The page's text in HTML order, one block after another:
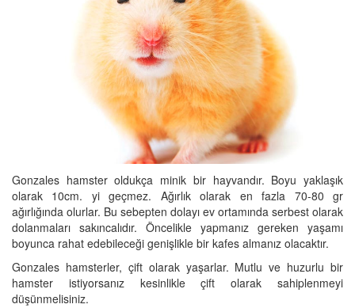
Gonzales hamster oldukça minik bir hayvandır. Boyu yaklaşık
olarak 10cm. yi geçmez. Ağırlık olarak en fazla 70-80 gr
ağırlığında olurlar. Bu sebepten dolayı ev ortamında serbest olarak
dolanmaları sakıncalıdır. Öncelikle yapmanız gereken yaşamı
boyunca rahat edebileceği genişlikle bir kafes almanız olacaktır.
Gonzales hamsterler, çift olarak yaşarlar. Mutlu ve huzurlu bir
hamster istiyorsanız kesinlikle çift olarak sahiplenmeyi
düşünmelisiniz.